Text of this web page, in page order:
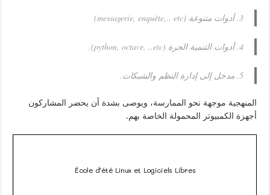
3. أدوات متنوعة (messagerie, enquête,.. etc)
4. أدوات التنمية الحرة (python, octave, ..etc).
5. مدخل إلى إدارة النظم والشبكات.
المنهجية موجهة نحو الممارسة، ويوصى بشدة أن يحضر المشاركون
أجهزة الكمبيوتر المحمولة الخاصة بهم.